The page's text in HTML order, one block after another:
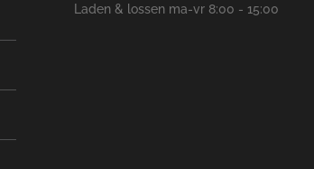
Laden & lossen ma-vr 8:00 - 15:00